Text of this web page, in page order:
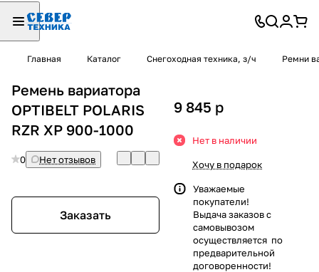
Главная Каталог Снегоходная техника, з/ч Ремни
Ремень вариатора
OPTIBELT POLARIS
RZR XP 900-1000
0 Нет отзывов
Заказать
9 845 p
Нет в наличии
Хочу в подарок
Уважаемые
покупатели!
Выдача заказов с
самовывозом
осуществляется по
предварительной
договоренности!